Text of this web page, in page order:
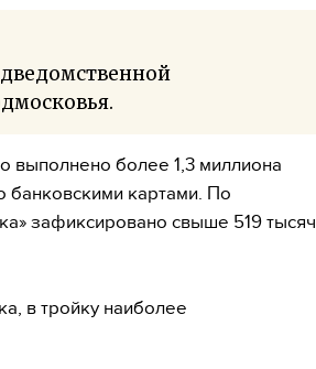
выполнено более 1,3 миллиона
банковскими картами. По
зафиксировано свыше 519 тысяч
в тройку наиболее